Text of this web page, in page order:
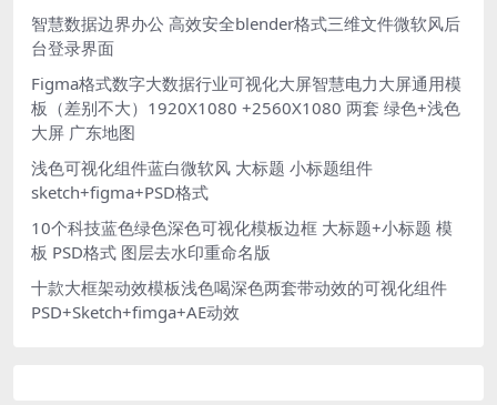
智慧数据边界办公 高效安全blender格式三维文件微软风后
台登录界面
Figma格式数字大数据行业可视化大屏智慧电力大屏通用模
板（差别不大）1920X1080 +2560X1080 两套 绿色+浅色
大屏 广东地图
浅色可视化组件蓝白微软风 大标题 小标题组件
sketch+figma+PSD格式
10个科技蓝色绿色深色可视化模板边框 大标题+小标题 模
板 PSD格式 图层去水印重命名版
十款大框架动效模板浅色喝深色两套带动效的可视化组件
PSD+Sketch+fimga+AE动效